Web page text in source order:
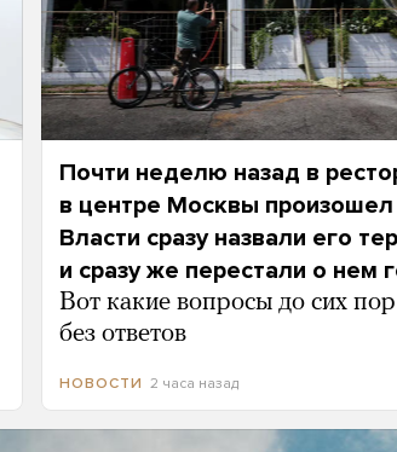
Почти неделю назад в
в центре Москвы произошел
Власти сразу назвали его
и сразу же перестали о нем
Вот какие вопросы до сих пор
без ответов
НОВОСТИ 2 часа назад